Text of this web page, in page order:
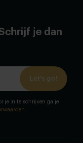
je dan
Let's go!
je in te schrijven ga je
.